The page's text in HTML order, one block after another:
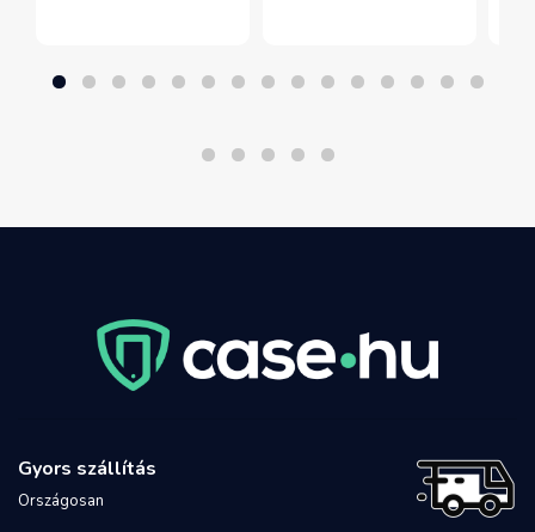
Gyors szállítás
Országosan